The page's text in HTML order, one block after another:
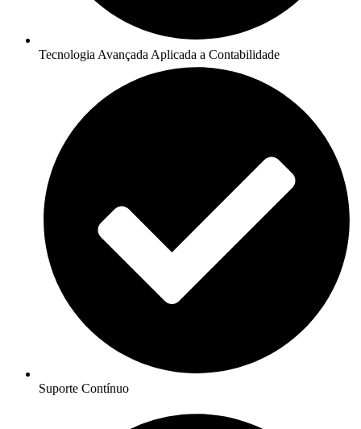
Tecnologia Avançada Aplicada a Contabilidade
Suporte Contínuo